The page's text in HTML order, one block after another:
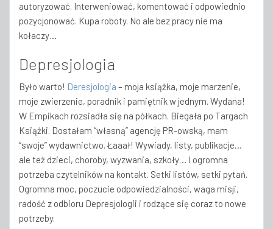
autoryzować. Interweniować, komentować i odpowiednio
pozycjonować. Kupa roboty. No ale bez pracy nie ma
kołaczy…
Depresjologia
Było warto! Deresjologia – moja książka, moje marzenie,
moje zwierzenie, poradnik i pamiętnik w jednym. Wydana!
W Empikach rozsiadła się na półkach. Biegała po Targach
Książki. Dostałam “własną” agencję PR-owską, mam
“swoje” wydawnictwo. Łaaał! Wywiady, listy, publikacje…
ale też dzieci, choroby, wyzwania, szkoły… I ogromna
potrzeba czytelników na kontakt. Setki listów, setki pytań.
Ogromna moc, poczucie odpowiedzialności, waga misji,
radość z odbioru Depresjologii i rodzące się coraz to nowe
potrzeby.